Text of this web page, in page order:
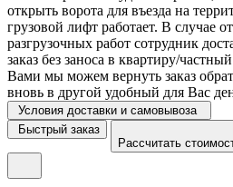
открыть ворота для въезда на
грузовой лифт работает. В случае
разгрузочных работ сотрудник
заказ без заноса в квартиру/
Вами мы можем вернуть заказ
вновь в другой удобный для Вас
Условия доставки и самовывоза
Быстрый заказ
Рассчитать